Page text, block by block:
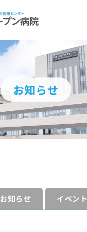
お知らせ
お知らせ イベント